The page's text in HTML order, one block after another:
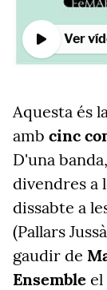
Ver
Aquesta és
amb cinc
D'una banda,
divendres a
dissabte a
(Pallars
gaudir de
Ensemble el